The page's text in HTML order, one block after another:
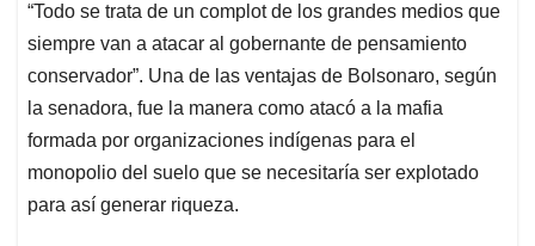
“Todo se trata de un complot de los grandes medios que
siempre van a atacar al gobernante de pensamiento
conservador”. Una de las ventajas de Bolsonaro, según
la senadora, fue la manera como atacó a la mafia
formada por organizaciones indígenas para el
monopolio del suelo que se necesitaría ser explotado
para así generar riqueza.